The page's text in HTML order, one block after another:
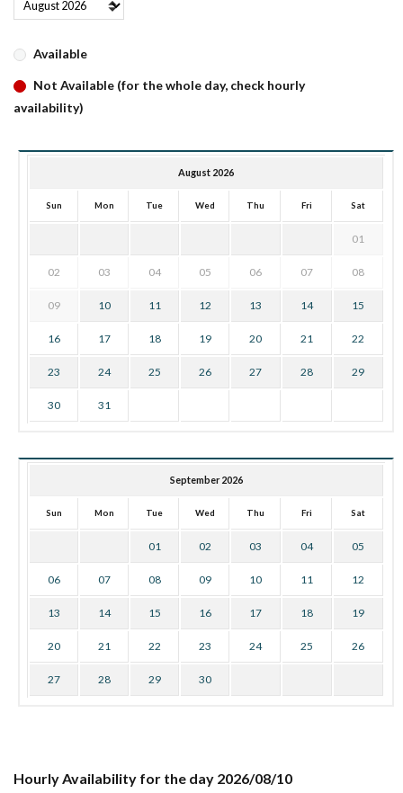
Available
Not Available (for the whole day, check hourly
availability)
August 2026
Sun Mon Tue Wed Thu Fri Sat
01
02 03 04 05 06 07 08
09 10 11 12 13 14 15
16 17 18 19 20 21 22
23 24 25 26 27 28 29
30 31
September 2026
Sun Mon Tue Wed Thu Fri Sat
01 02 03 04 05
06 07 08 09 10 11 12
13 14 15 16 17 18 19
20 21 22 23 24 25 26
27 28 29 30
Hourly Availability for the day 2026/08/10